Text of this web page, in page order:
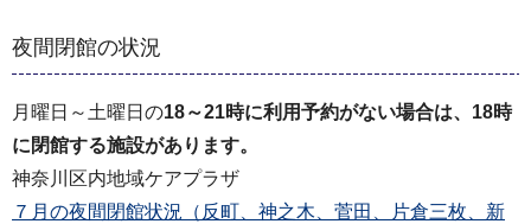
夜間閉館の状況
月曜日～土曜日の18～21時に利用予約がない場合は、18時
に閉館する施設があります。
神奈川区内地域ケアプラザ
７月の夜間閉館状況（反町、神之木、菅田、片倉三枚、新